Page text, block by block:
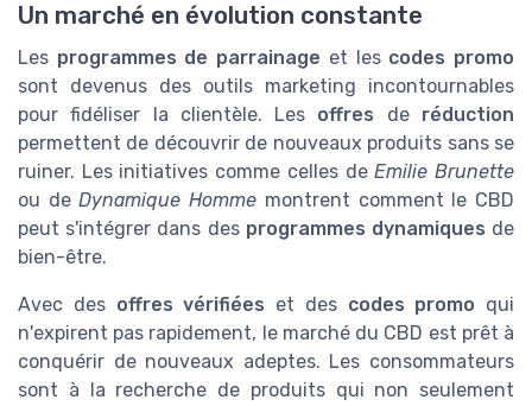
Un marché en évolution constante
Les programmes de parrainage et les codes promo
sont devenus des outils marketing incontournables
pour fidéliser la clientèle. Les offres de réduction
permettent de découvrir de nouveaux produits sans se
ruiner. Les initiatives comme celles deEmilie Brunette
ou deDynamique Homme montrent comment le CBD
peut s'intégrer dans des programmes dynamiques de
bien-être.
Avec des offres vérifiées et des codes promo qui
n'expirent pas rapidement, le marché du CBD est prêt à
conquérir de nouveaux adeptes. Les consommateurs
sont à la recherche de produits qui non seulement